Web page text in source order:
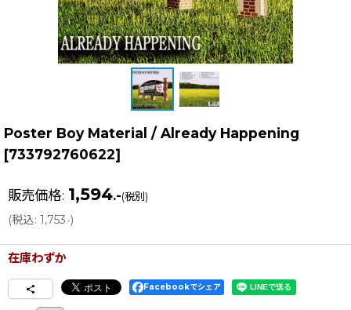
Poster Boy Material / Already Happening
[733792760622]
販売価格: 1,594.-(税別)
(税込: 1,753.-)
在庫わずか
Facebookでシェア